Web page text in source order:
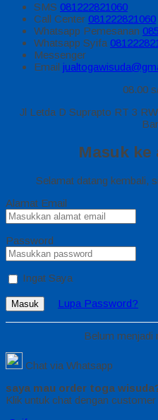
SMS 081222821060
Call Center 081222821060
Whatsapp Pemesanan
Whatsapp Syifa
Messenger
Email
08.00
Jl Letda D Suprapto RT 3
Masuk ke
Selamat datang kembali,
Alamat Email
Password
Ingat Saya
Masuk Lupa Password?
Belum menjadi
Chat via Whatsapp
saya mau order toga
Klik untuk chat dengan